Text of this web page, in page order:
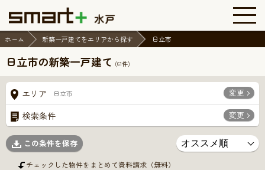
ホーム 新築一戸建てをエリアから探す 日立市
日立市の新築一戸建て (61件)
エリア 日立市 変更
検索条件 変更
この条件を保存
チェックした物件をまとめて資料請求（無料）